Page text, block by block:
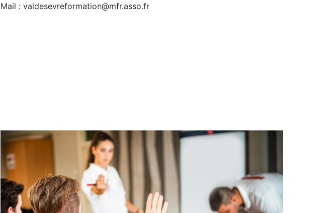
Mail : valdesevreformation@mfr.asso.fr